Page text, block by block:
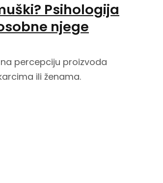
Psihologija
njege
percepciju proizvoda
ili ženama.